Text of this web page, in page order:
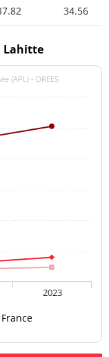
34.56
Lahitte
(APL) - DREES
France
2023